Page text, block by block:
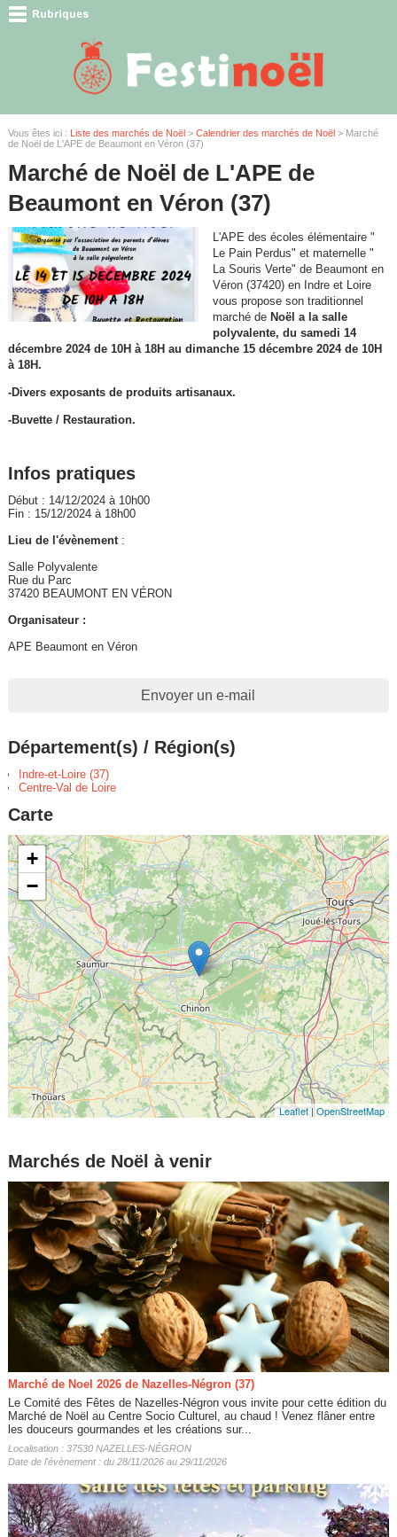
Vous êtes ici : Liste des marchés de Noël> Calendrier des marchés de Noël> Marché
de Noël de L'APE de Beaumont en Véron (37)
Marché de Noël de L'APE de
Beaumont en Véron (37)
L'APE des écoles élémentaire "
Le Pain Perdus" et maternelle "
La Souris Verte" de Beaumont en
Véron (37420) en Indre et Loire
vous propose son traditionnel
marché de Noël a la salle
polyvalente, du samedi 14
décembre 2024 de 10H à 18H au dimanche 15 décembre 2024 de 10H
à 18H.
-Divers exposants de produits artisanaux.
-Buvette / Restauration.
Infos pratiques
Début : 14/12/2024 à 10h00
Fin : 15/12/2024 à 18h00
Lieu de l'évènement:
Salle Polyvalente
Rue du Parc
37420 BEAUMONT EN VÉRON
Organisateur :
APE Beaumont en Véron
Envoyer un e-mail
Département(s) / Région(s)
Indre-et-Loire (37)
Centre-Val de Loire
Carte
+
−
Leaflet|OpenStreetMap
Marchés de Noël à venir
Marché de Noel 2026 de Nazelles-Négron (37)
Le Comité des Fêtes de Nazelles-Négron vous invite pour cette édition du
Marché de Noël au Centre Socio Culturel, au chaud ! Venez flâner entre
les douceurs gourmandes et les créations sur...
Localisation : 37530 NAZELLES-NÉGRON
Date de l'évènement : du 28/11/2026 au 29/11/2026